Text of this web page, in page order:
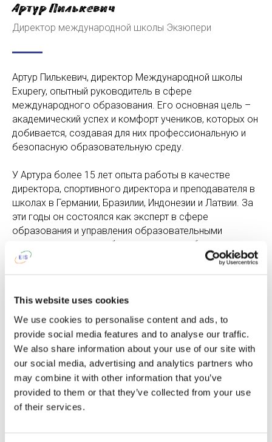
This website uses cookies
We use cookies to personalise content and ads, to
provide social media features and to analyse our traffic.
We also share information about your use of our site with
our social media, advertising and analytics partners who
may combine it with other information that you’ve
provided to them or that they’ve collected from your use
of their services.
Артур Пилькевич
Директор международной школы Экзюпери
Артур Пилькевич, директор Международной школы
Exupery, опытный руководитель в сфере
международного образования. Его основная цель –
академический успех и комфорт учеников, которых он
добивается, создавая для них профессиональную и
безопасную образовательную среду.
У Артура более 15 лет опыта работы в качестве
директора, спортивного директора и преподавателя в
школах в Германии, Бразилии, Индонезии и Латвии. За
эти годы он состоялся как эксперт в сфере
образования и управления образовательными
учреждениями, способного успешно работать в
многоязычной и мультикультурной среде. Интерес
Артура есть степень магистра спортивного
образования, а также степень магистра в области
управления в образовании. Все четверо детей Артура
учатся в EIS.
Ронда Фишер
Консультант по поступлению в университеты